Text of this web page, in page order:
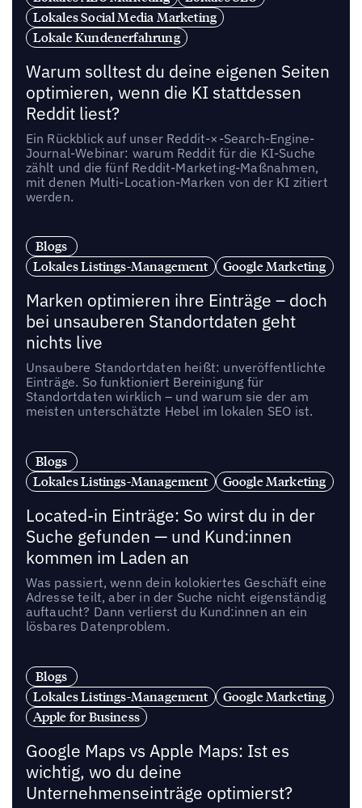
Lokales Social Media Marketing
Lokale Kundenerfahrung
Warum solltest du deine eigenen Seiten
optimieren, wenn die KI stattdessen
Reddit liest?
Ein Rückblick auf unser Reddit-×-Search-Engine-
Journal-Webinar: warum Reddit für die KI-Suche
zählt und die fünf Reddit-Marketing-Maßnahmen,
mit denen Multi-Location-Marken von der KI zitiert
werden.
Blogs
Lokales Listings-Management
Google Marketing
Marken optimieren ihre Einträge – doch
bei unsauberen Standortdaten geht
nichts live
Unsaubere Standortdaten heißt: unveröffentlichte
Einträge. So funktioniert Bereinigung für
Standortdaten wirklich – und warum sie der am
meisten unterschätzte Hebel im lokalen SEO ist.
Blogs
Lokales Listings-Management
Google Marketing
Located-in Einträge: So wirst du in der
Suche gefunden — und Kund:innen
kommen im Laden an
Was passiert, wenn dein kolokiertes Geschäft eine
Adresse teilt, aber in der Suche nicht eigenständig
auftaucht? Dann verlierst du Kund:innen an ein
lösbares Datenproblem.
Blogs
Lokales Listings-Management
Google Marketing
Apple for Business
Google Maps vs Apple Maps: Ist es
wichtig, wo du deine
Unternehmenseinträge optimierst?